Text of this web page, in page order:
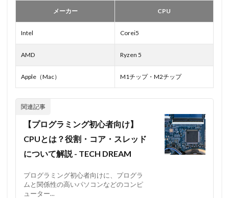
メーカー CPU
Intel Corei5
AMD Ryzen 5
Apple（Mac） M1チップ・M2チップ
【プログラミング初心者向け】
CPUとは？役割・コア・スレッド
について解説 - TECH DREAM
プログラミング初心者向けに、プログラ
ムと関係性の高いパソコンなどのコンピ
ューター...